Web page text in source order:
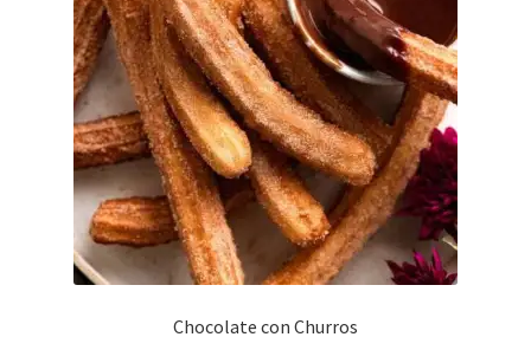
Chocolate con Churros